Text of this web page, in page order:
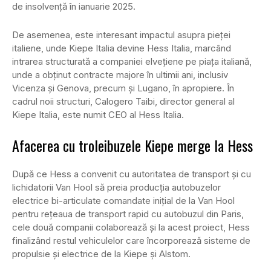
de insolvență în ianuarie 2025.
De asemenea, este interesant impactul asupra pieței
italiene, unde Kiepe Italia devine Hess Italia, marcând
intrarea structurată a companiei elvețiene pe piața italiană,
unde a obținut contracte majore în ultimii ani, inclusiv
Vicenza și Genova, precum și Lugano, în apropiere. În
cadrul noii structuri, Calogero Taibi, director general al
Kiepe Italia, este numit CEO al Hess Italia.
Afacerea cu troleibuzele Kiepe merge la Hess
După ce Hess a convenit cu autoritatea de transport și cu
lichidatorii Van Hool să preia producția autobuzelor
electrice bi-articulate comandate inițial de la Van Hool
pentru rețeaua de transport rapid cu autobuzul din Paris,
cele două companii colaborează și la acest proiect, Hess
finalizând restul vehiculelor care încorporează sisteme de
propulsie și electrice de la Kiepe și Alstom.